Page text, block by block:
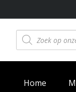
Producten
zoeken
Home